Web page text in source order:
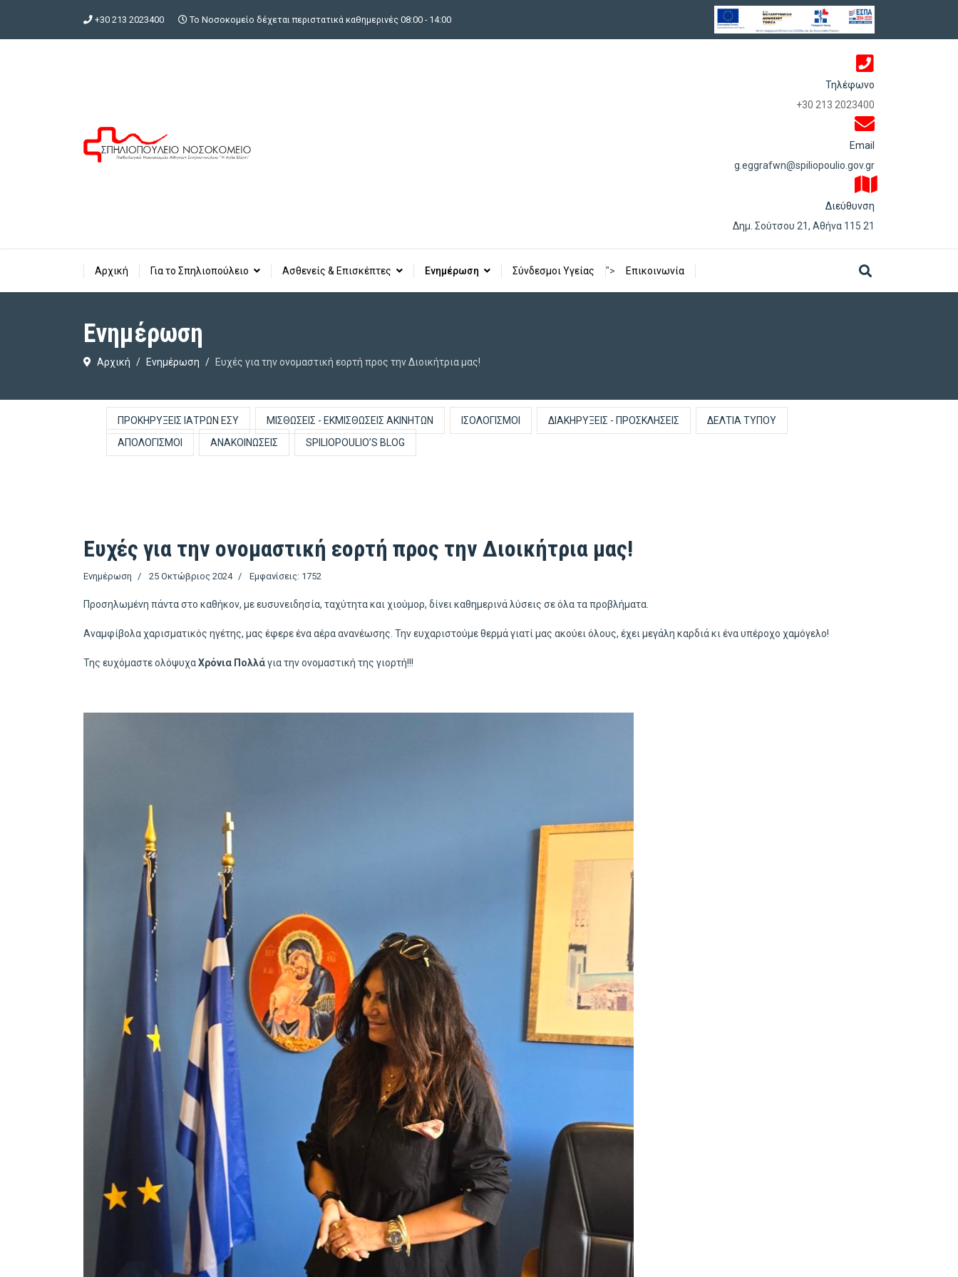
+30 213 2023400 Το Νοσοκομείο δέχεται περιστατικά καθημερινές 08:00 - 14:00
Τηλέφωνο
+30 213 2023400
Email
g.eggrafwn@spiliopoulio.gov.gr
Διεύθυνση
Δημ. Σούτσου 21, Αθήνα 115 21
Αρχική Για το Σπηλιοπούλειο Ασθενείς & Επισκέπτες Ενημέρωση Σύνδεσμοι Υγείας "> Επικοινωνία
Ενημέρωση
Αρχική Ενημέρωση Ευχές για την ονομαστική εορτή προς την Διοικήτρια μας!
ΠΡΟΚΗΡΎΞΕΙΣ ΙΑΤΡΏΝ ΕΣΥ ΜΙΣΘΏΣΕΙΣ - ΕΚΜΙΣΘΏΣΕΙΣ ΑΚΙΝΉΤΩΝ ΙΣΟΛΟΓΙΣΜΟΊ ΔΙΑΚΗΡΎΞΕΙΣ - ΠΡΟΣΚΛΉΣΕΙΣ
ΔΕΛΤΊΑ ΤΎΠΟΥ
ΑΠΟΛΟΓΙΣΜΟΊ
ΑΝΑΚΟΙΝΏΣΕΙΣ SPILIOPOULIO’S BLOG
Ευχές για την ονομαστική εορτή προς την Διοικήτρια μας!
Ενημέρωση 25 Οκτώβριος 2024 Εμφανίσεις: 1752
Προσηλωμένη πάντα στο καθήκον, με ευσυνειδησία, ταχύτητα και χιούμορ, δίνει καθημερινά λύσεις σε όλα τα προβλήματα.
Αναμφίβολα χαρισματικός ηγέτης, μας έφερε ένα αέρα ανανέωσης. Την ευχαριστούμε θερμά γιατί μας ακούει όλους, έχει μεγάλη καρδιά κι ένα υπέροχο χαμόγελο!
Της ευχόμαστε ολόψυχαΧρόνια Πολλάγια την ονομαστική της γιορτή!!!